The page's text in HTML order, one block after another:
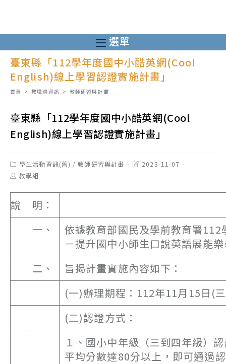
至
主
選單
臺東縣「112學年度國中小酷英網(Cool
English)線上學習認證實施計畫」
首頁 > 教職員資訊 > 教師研習與計畫
臺東縣「112學年度國中小酷英網(Cool
English)線上學習認證實施計畫」
Post
category:
學生活動資訊(舊) / 教師研習與計畫
Post2023-11-07
Post教學組
說
明：
一、
依據教育部國民及學前教育署
－提升國中小師生口說英語展能
二、
旨揭計畫實施內容如下：
(一)辦理期程：112年11月15日(
(二)認證方式：
１、國小中年級（三到四年級）
平均分數達80分以上，即可通過